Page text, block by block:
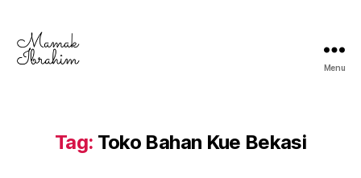
Lifestyle
Blogger
Menu
Tag: Toko Bahan Kue Bekasi